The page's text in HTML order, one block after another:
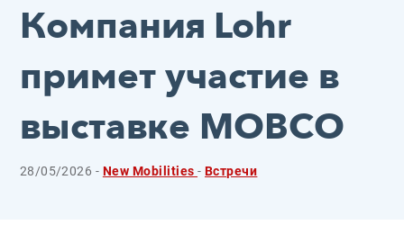
Компания Lohr
примет участие в
выставке MOBCO
28/05/2026 - New Mobilities-Встречи